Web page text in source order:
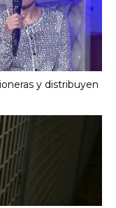
y distribuyen